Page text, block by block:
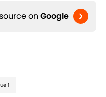
on Google
1